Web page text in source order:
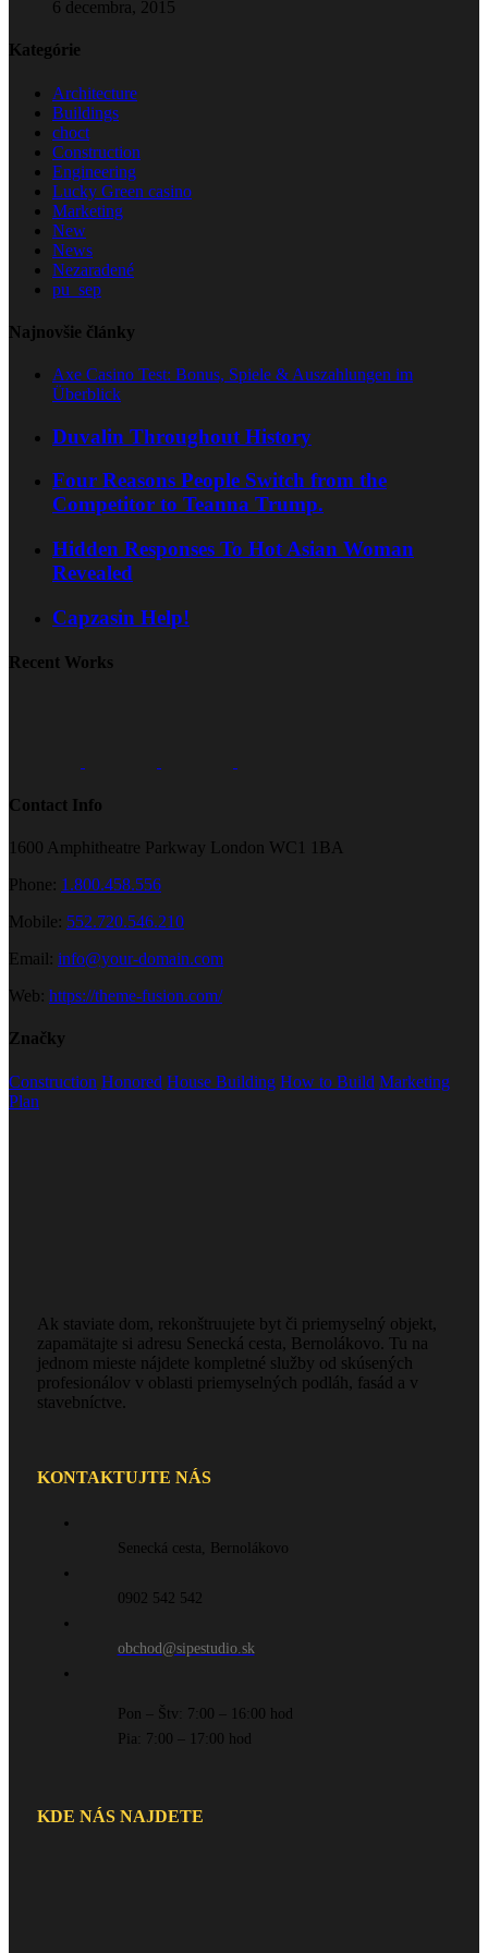
6 decembra, 2015
Kategórie
Architecture
Buildings
choct
Construction
Engineering
Lucky Green casino
Marketing
New
News
Nezaradené
pu_sep
Najnovšie články
Axe Casino Test: Bonus, Spiele & Auszahlungen im
Überblick
Duvalin Throughout History
Four Reasons People Switch from the
Competitor to Teanna Trump.
Hidden Responses To Hot Asian Woman
Revealed
Capzasin Help!
Recent Works
Contact Info
1600 Amphitheatre Parkway London WC1 1BA
Phone: 1.800.458.556
Mobile: 552.720.546.210
Email: info@your-domain.com
Web: https://theme-fusion.com/
Značky
Construction Honored House Building How to Build Marketing
Plan
Ak staviate dom, rekonštruujete byt či priemyselný objekt,
zapamätajte si adresu Senecká cesta, Bernolákovo. Tu na
jednom mieste nájdete kompletné služby od skúsených
profesionálov v oblasti priemyselných podláh, fasád a v
stavebníctve.
KONTAKTUJTE NÁS
Senecká cesta, Bernolákovo
0902 542 542
obchod@sipestudio.sk
Pon – Štv: 7:00 – 16:00 hod
Pia: 7:00 – 17:00 hod
KDE NÁS NAJDETE